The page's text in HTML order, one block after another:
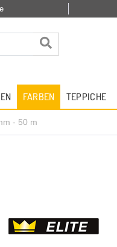
FARBEN TEPPICHE
- 50 m